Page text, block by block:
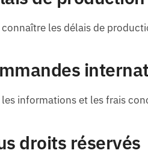
connaître les délais de
les informations et les frais
droits réservés